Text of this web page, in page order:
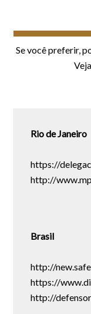
Se você preferir,
Rio de Janeiro
https://
http://
Brasil
http://
https://
http://